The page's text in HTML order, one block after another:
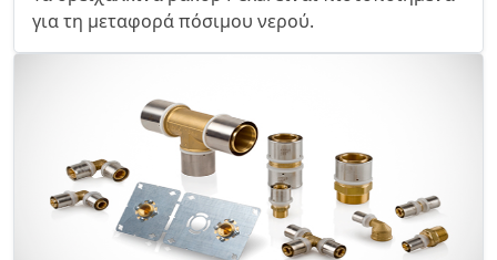
για τη μεταφορά πόσιμου νερού.